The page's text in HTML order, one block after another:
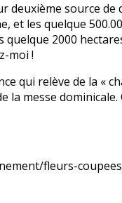
deuxième source
et les quelque
quelque 2000
moi !
qui relève de la «
la messe
fleurs-